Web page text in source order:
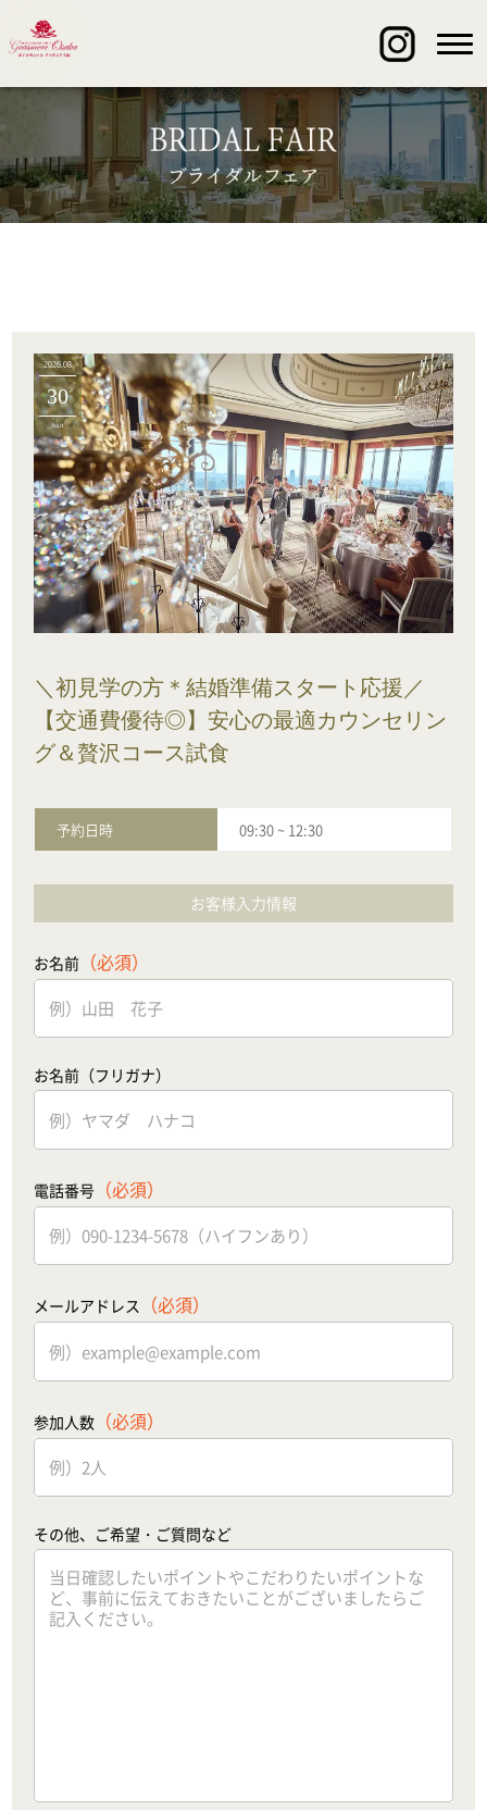
2026.08
30
Sun
＼初見学の方＊結婚準備スタート応援／
【交通費優待◎】安心の最適カウンセリン
グ＆贅沢コース試食
予約日時 09:30~ 12:30
お客様入力情報
お名前 （必須）
お名前（フリガナ）
電話番号 （必須）
メールアドレス （必須）
参加人数 （必須）
その他、ご希望・ご質問など